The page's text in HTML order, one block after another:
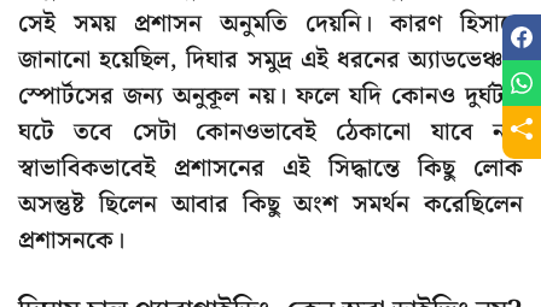
সেই সময় প্রশাসন অনুমতি দেয়নি। কারণ হিসাবে
জানানো হয়েছিল, দিঘার সমুদ্র এই ধরনের অ্যাডভেঞ্চার
স্পোর্টসের জন্য অনুকূল নয়। ফলে যদি কোনও দুর্ঘটনা
ঘটে তবে সেটা কোনওভাবেই ঠেকানো যাবে না।
স্বাভাবিকভাবেই প্রশাসনের এই সিদ্ধান্তে কিছু লোক
অসন্তুষ্ট ছিলেন আবার কিছু অংশ সমর্থন করেছিলেন
প্রশাসনকে।